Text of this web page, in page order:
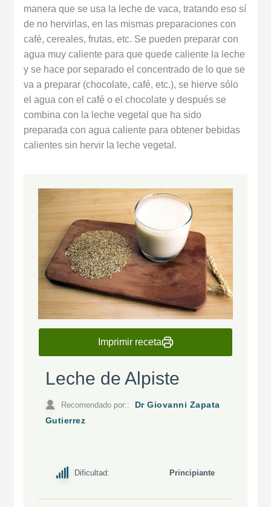
manera que se usa la leche de vaca, tratando eso sí
de no hervirlas, en las mismas preparaciones con
café, cereales, frutas, etc. Se pueden preparar con
agua muy caliente para que quede caliente la leche
y se hace por separado el concentrado de lo que se
va a preparar (chocolate, café, etc.), se hierve sólo
el agua con el café o el chocolate y después se
combina con la leche vegetal que ha sido
preparada con agua caliente para obtener bebidas
calientes sin hervir la leche vegetal.
Imprimir receta
Leche de Alpiste
Recomendado por::
Dr Giovanni Zapata
Gutierrez
Dificultad: Principiante